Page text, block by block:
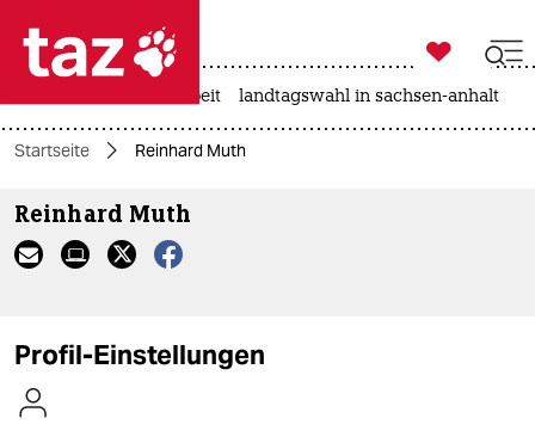
 taz zahl ich
taz zahl ich
themen
politik

taz zahl ich
arbeit landtagswahl in sachsen-anhalt
Startseite Reinhard Muth
Reinhard Muth
Profil-Einstellungen